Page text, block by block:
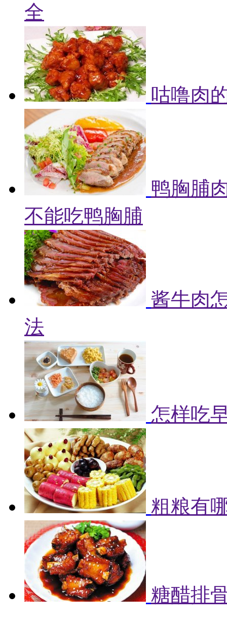
全
咕噜肉
鸭胸脯
不能吃鸭胸脯
酱牛肉
法
怎样吃
粗粮有
糖醋排